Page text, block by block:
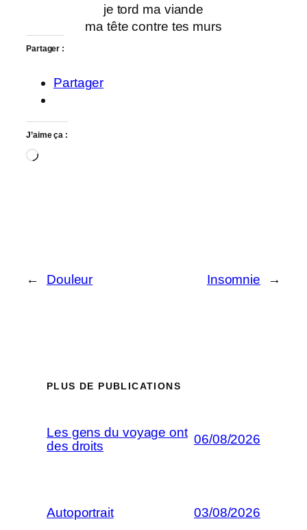
je tord ma viande
ma tête contre tes murs
Partager :
Partager
J’aime ça :
Chargement…
← Douleur Insomnie →
PLUS DE PUBLICATIONS
Les gens du voyage ont
des droits
06/08/2026
Autoportrait 03/08/2026